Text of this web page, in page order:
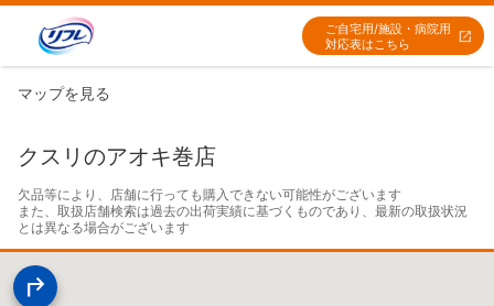
ご自宅用/施設・病院用
対応表はこちら
マップを見る
クスリのアオキ巻店
欠品等により、店舗に行っても購入できない可能性がございます
また、取扱店舗検索は過去の出荷実績に基づくものであり、最新の取扱状況
とは異なる場合がございます